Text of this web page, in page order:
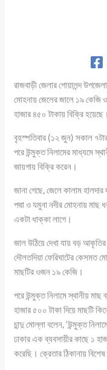
রাজবাড়ী জেলার গোয়ালন্দ
মোহনায় জেলের জালে ১৯ কেজি
হাজার ৪৫০ টাকায় বিক্রি হয়েছে।
বৃহস্পতিবার (১২ জুন) সকাল ৭টার
পরে উন্মুক্ত নিলামের মাধ্যমে
জায়গায় বিক্রি করেন।
জানা গেছে, জেলে কালাম
পদ্মা ও যমুনা নদীর মোহনায় মাছ
একটা ধাক্কা লাগে।
জাল উঠিয়ে দেখা যায় বড়
দৌলতদিয়া ফেরিঘাটের কেসমত
মাছটির ওজন ১৯ কেজি।
পরে উন্মুক্ত নিলামে স্থানীয় মাছ
হাজার ৫০০ টাকা দিয়ে মাছটি
চান্দু মোল্লা বলেন, ‘উন্মুক্ত
ঢাকার এক ব্যবসায়ীর কাছে ১
করেছি। ক্রেতার ঠিকানায় বিশেষ